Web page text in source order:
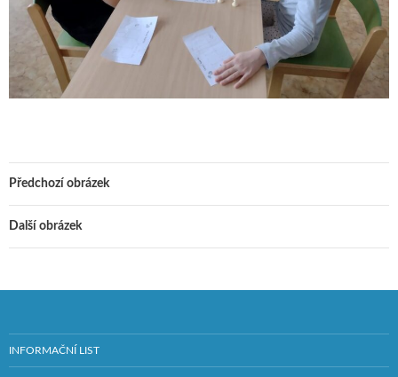
Předchozí obrázek
Další obrázek
INFORMAČNÍ LIST